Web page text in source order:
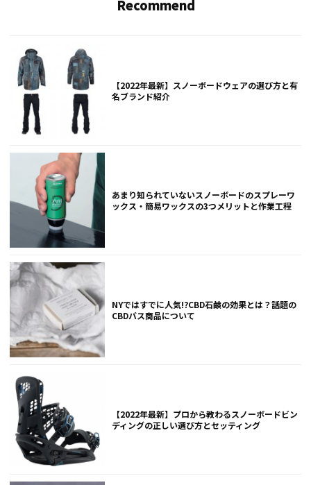
Recommend
【2022年最新】スノーボードウェアの選び方と有
名ブランド紹介
あまり知られていないスノーボードのスプレーワ
ックス・簡易ワックスの3つメリットと作業工程
NYではすでに人気!?CBD石鹸の効果とは？話題の
CBDバス商品について
【2022年最新】プロから教わるスノーボードビン
ディングの正しい選び方とセッティング